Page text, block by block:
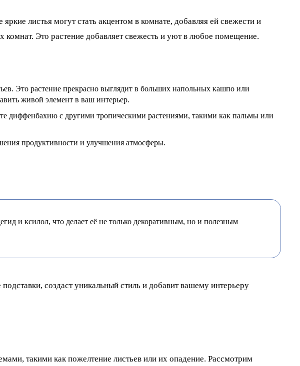
листья могут стать акцентом в комнате, добавляя ей свежести и
Это растение добавляет свежесть и уют в любое помещение.
Это растение прекрасно выглядит в больших напольных кашпо или
живой элемент в ваш интерьер.
диффенбахию с другими тропическими растениями, такими как пальмы или
продуктивности и улучшения атмосферы.
и ксилол, что делает её не только декоративным, но и полезным
создаст уникальный стиль и добавит вашему интерьеру
такими как пожелтение листьев или их опадение. Рассмотрим